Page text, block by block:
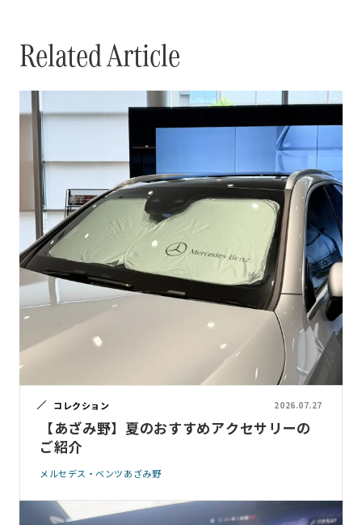
Related Article
コレクション 2026.07.27
【あざみ野】夏のおすすめアクセサリーの
ご紹介
メルセデス・ベンツあざみ野